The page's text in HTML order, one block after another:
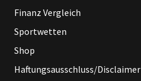
Finanz Vergleich
Sportwetten
Shop
Haftungsausschluss/Disclaimer